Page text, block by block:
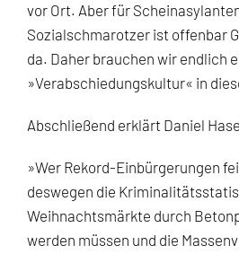
vor Ort. Aber für
Sozialschmarotzer ist offenbar
da. Daher brauchen wir endlich
»Verabschiedungskultur« in
Abschließend erklärt Daniel
»Wer Rekord-Einbürgerungen
deswegen die
Weihnachtsmärkte durch
werden müssen und die